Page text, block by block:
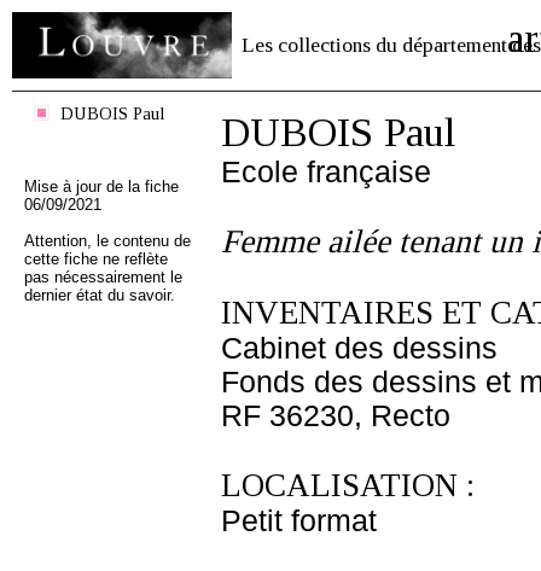
Les collections du département des
DUBOIS Paul
Mise à jour de la fiche
06/09/2021
Attention, le contenu de
cette fiche ne reflète
pas nécessairement le
dernier état du savoir.
DUBOIS Paul
Ecole française
Femme ailée tenant un
INVENTAIRES ET
Cabinet des dessins
Fonds des dessins et
RF 36230, Recto
LOCALISATION :
Petit format